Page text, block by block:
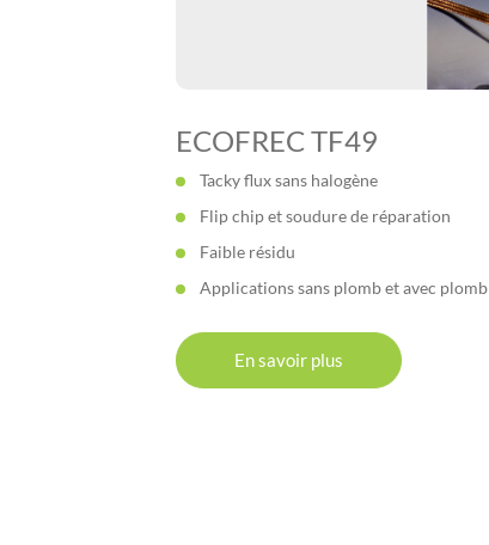
ECOFREC TF49
Tacky flux sans halogène
Flip chip et soudure de réparation
Faible résidu
Applications sans plomb et avec plomb
En savoir plus